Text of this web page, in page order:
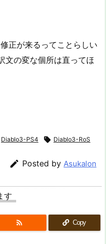
正が来るってことらしい
文の変な個所は直ってほ
Diablo3-PS4  Diablo3-RoS
 Posted by Asukalon
す
 Copy